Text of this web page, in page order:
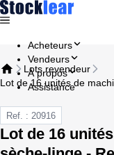
Acheteurs
Vendeurs
À propos
Assistance
Lots revendeur
Lot de 16 unités de
Ref. : 20916
Lot de 16